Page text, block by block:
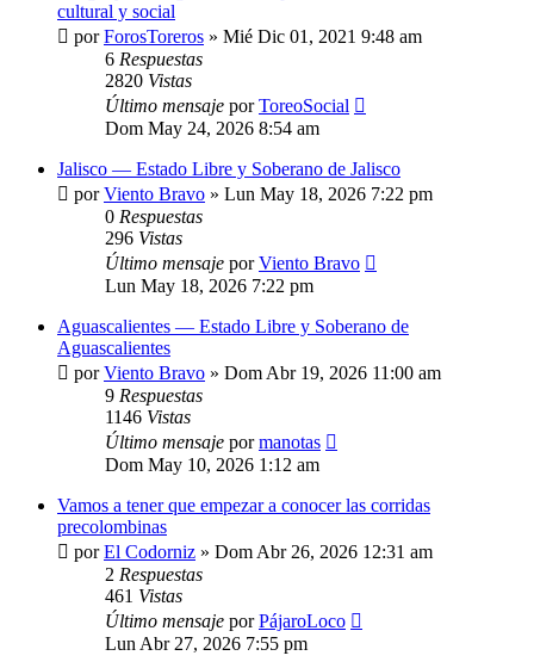
cultural y social
porForosToreros » Mié Dic 01, 2021 9:48 am
6 Respuestas
2820 Vistas
Último mensaje porToreoSocial
Dom May 24, 2026 8:54 am
Jalisco — Estado Libre y Soberano de Jalisco
porViento Bravo » Lun May 18, 2026 7:22 pm
0 Respuestas
296 Vistas
Último mensaje porViento Bravo
Lun May 18, 2026 7:22 pm
Aguascalientes — Estado Libre y Soberano de
Aguascalientes
porViento Bravo » Dom Abr 19, 2026 11:00 am
9 Respuestas
1146 Vistas
Último mensaje pormanotas
Dom May 10, 2026 1:12 am
Vamos a tener que empezar a conocer las corridas
precolombinas
porEl Codorniz » Dom Abr 26, 2026 12:31 am
2 Respuestas
461 Vistas
Último mensaje porPájaroLoco
Lun Abr 27, 2026 7:55 pm